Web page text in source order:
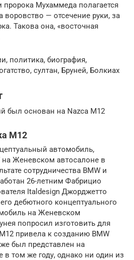
пророка Мухаммеда полагается
воровство — отсечение руки, за
Такова она, «восточная
политика, биография,
султан, Бруней, Болкиах
был основан на Nazca M12
M12
автомобиль,
на Женевском автосалоне в
сотрудничества BMW и
26-летним Фабрицио
Italdesign Джорджетто
дебютного концептуального
на Женевском
попросил изготовить для
привела к созданию BMW
был представлен на
в том же году, однако ни один из